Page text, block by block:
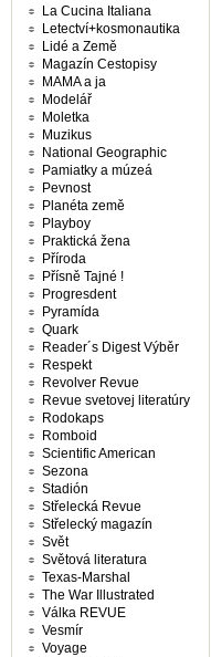
La Cucina Italiana
Letectví+kosmonautika
Lidé a Země
Magazín Cestopisy
MAMA a ja
Modelář
Moletka
Muzikus
National Geographic
Pamiatky a múzeá
Pevnost
Planéta země
Playboy
Praktická žena
Příroda
Přísně Tajné !
Progresdent
Pyramída
Quark
Reader´s Digest Výběr
Respekt
Revolver Revue
Revue svetovej literatúry
Rodokaps
Romboid
Scientific American
Sezona
Stadión
Střelecká Revue
Střelecký magazín
Svět
Světová literatura
Texas-Marshal
The War Illustrated
Válka REVUE
Vesmír
Voyage